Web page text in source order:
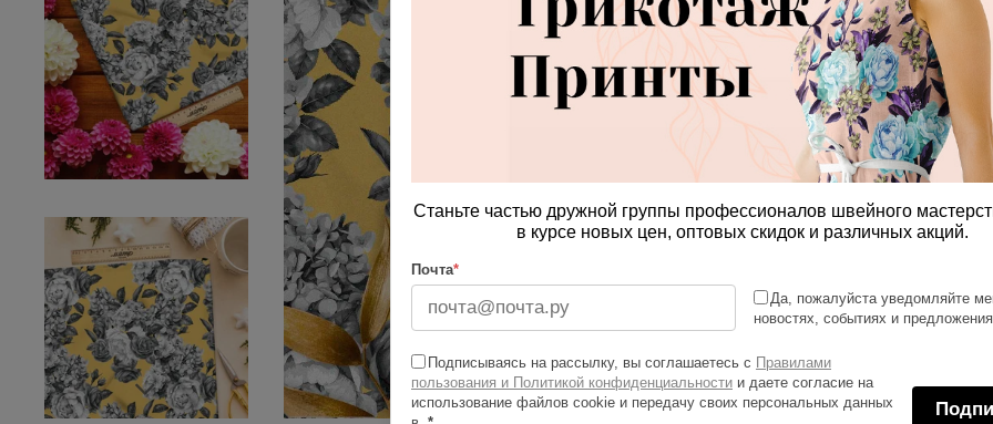
Станьте частью дружной группы профессионалов швейного
в курсе новых цен, оптовых скидок и различных акций.
Почта*
Да, пожалуйста уведомляйте
новостях, событиях и
Подписываясь на рассылку, вы соглашаетесь с Правилами
пользования и Политикой конфиденциальности и даете согласие на
использование файлов cookie и передачу своих персональных данных